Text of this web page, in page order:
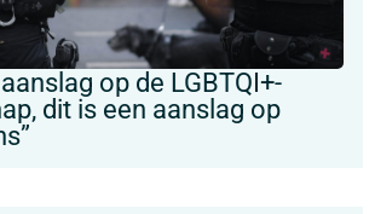
op de LGBTQI+-
dit is een aanslag op